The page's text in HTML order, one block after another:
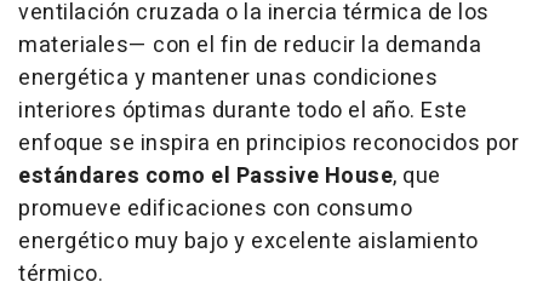
ventilación cruzada o la inercia térmica de los
materiales— con el fin de reducir la demanda
energética y mantener unas condiciones
interiores óptimas durante todo el año. Este
enfoque se inspira en principios reconocidos por
estándares como el Passive House, que
promueve edificaciones con consumo
energético muy bajo y excelente aislamiento
térmico.